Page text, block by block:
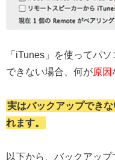
「iTunes」を使ってパ
できない場合、何が原因
実はバックアップでき
れます。
以下から、バックアッ